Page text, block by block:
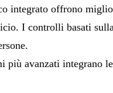
integrato offrono
I controlli basati
avanzati integrano